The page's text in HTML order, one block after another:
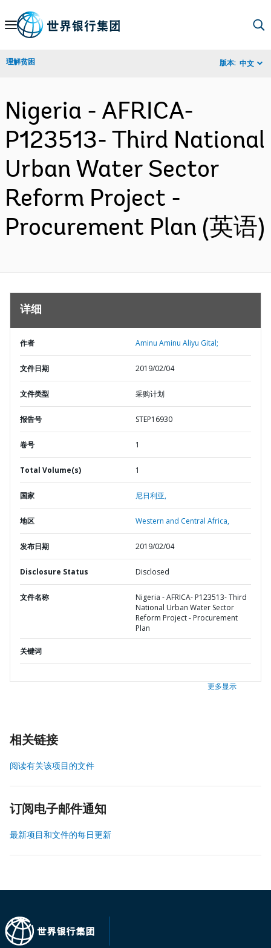
Skip
Navigation
理解贫困 版本: 中文
Nigeria - AFRICA-
P123513- Third National
Urban Water Sector
Reform Project -
Procurement Plan (英语)
详细
作者 Aminu Aminu Aliyu Gital;
文件日期 2019/02/04
文件类型 采购计划
报告号 STEP16930
卷号 1
Total Volume(s) 1
国家 尼日利亚,
地区 Western and Central Africa,
发布日期 2019/02/04
Disclosure Status Disclosed
文件名称
Nigeria - AFRICA- P123513- Third
National Urban Water Sector
Reform Project - Procurement
Plan
关键词
更多显示
相关链接
阅读有关该项目的文件
订阅电子邮件通知
最新项目和文件的每日更新